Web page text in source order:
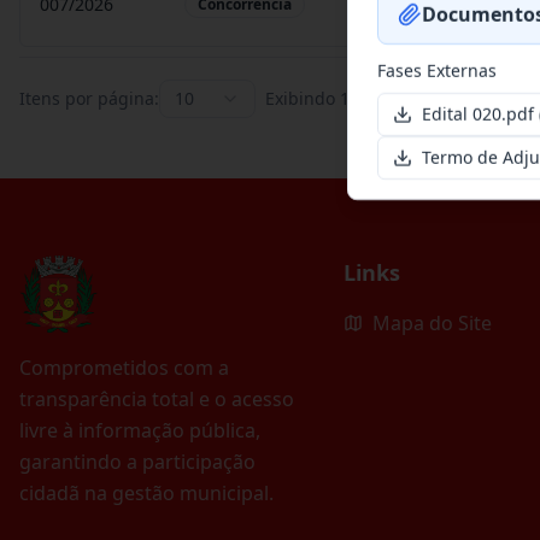
Concorrência
Itens por página: 10 Exibindo 1 de
Comprometidos com a
transparência total e o acesso
livre à informação pública,
garantindo a participação
cidadã na gestão municipal.
Links
Mapa do Site
Fases Externas
Edital 020.pdf
Termo de